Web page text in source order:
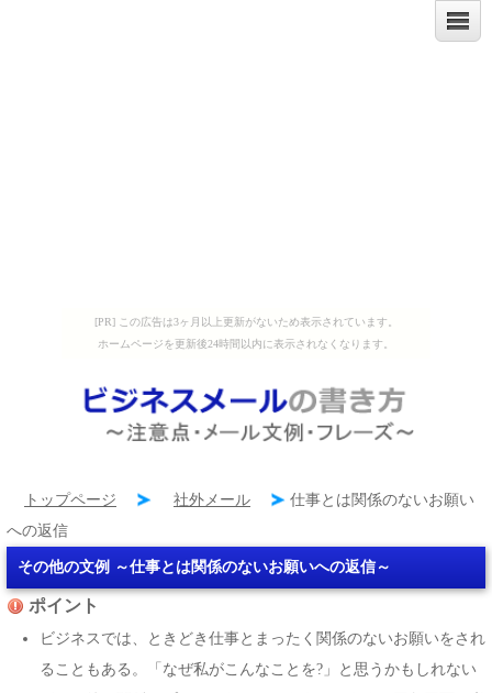
[PR] この広告は3ヶ月以上更新がないため表示されています。
ホームページを更新後24時間以内に表示されなくなります。
トップページ 社外メール
仕事とは関係のないお願い
への返信
その他の文例 ～仕事とは関係のないお願いへの返信～
ポイント
ビジネスでは、ときどき仕事とまったく関係のないお願いをされ
ることもある。「なぜ私がこんなことを?」と思うかもしれない